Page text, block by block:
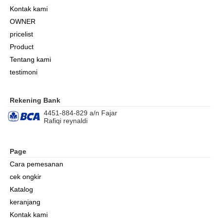
Kontak kami
OWNER
pricelist
Product
Tentang kami
testimoni
Rekening Bank
4451-884-829 a/n Fajar
Rafiqi reynaldi
Page
Cara pemesanan
cek ongkir
Katalog
keranjang
Kontak kami